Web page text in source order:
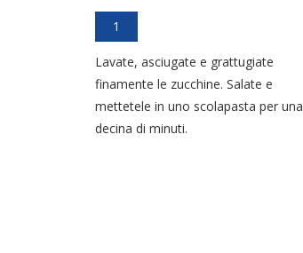
1
Lavate, asciugate e grattugiate
finamente le zucchine. Salate e
mettetele in uno scolapasta per una
decina di minuti.